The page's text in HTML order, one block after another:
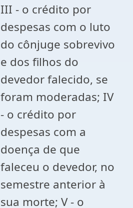
III - o crédito por
despesas com o luto
do cônjuge sobrevivo
e dos filhos do
devedor falecido, se
foram moderadas; IV
- o crédito por
despesas com a
doença de que
faleceu o devedor, no
semestre anterior à
sua morte; V - o